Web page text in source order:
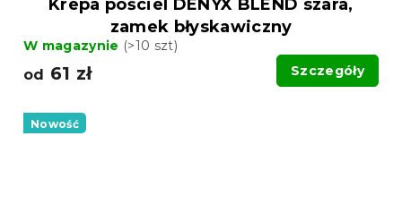
Krepa pościel DENYX BLEND szara,
zamek błyskawiczny
W magazynie (>10 szt)
od 61 zł Szczegóły
Nowość